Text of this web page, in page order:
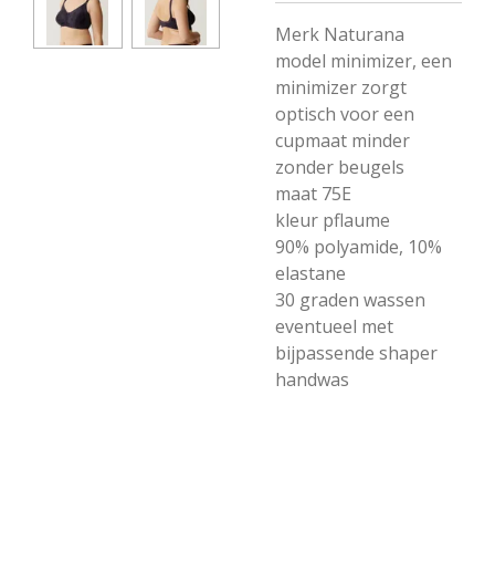
Merk Naturana
model minimizer, een
minimizer zorgt
optisch voor een
cupmaat minder
zonder beugels
maat 75E
kleur pflaume
90% polyamide, 10%
elastane
30 graden wassen
eventueel met
bijpassende shaper
handwas